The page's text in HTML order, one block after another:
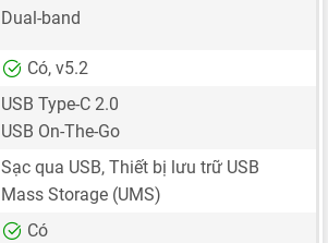
Dual-band
Có, v5.2
USB Type-C 2.0
USB On-The-Go
Sạc qua USB, Thiết bị lưu trữ USB
Mass Storage (UMS)
Có